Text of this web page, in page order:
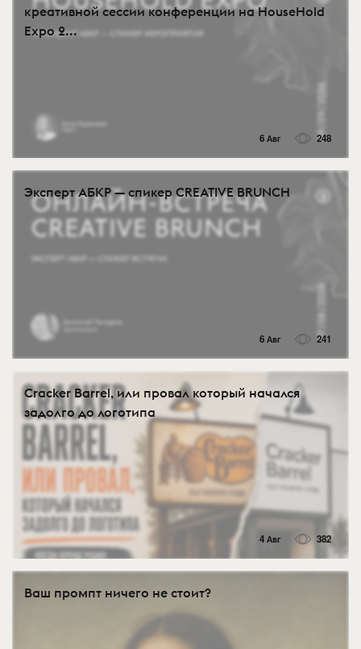
креативной сессии конференции на HouseHold
Expo 2...
6 Авг 248
Эксперт АБКР — спикер CREATIVE BRUNCH
6 Авг 241
Cracker Barrel, или провал который начался
задолго до логотипа
4 Авг 382
Ваш промпт ничего не стоит?